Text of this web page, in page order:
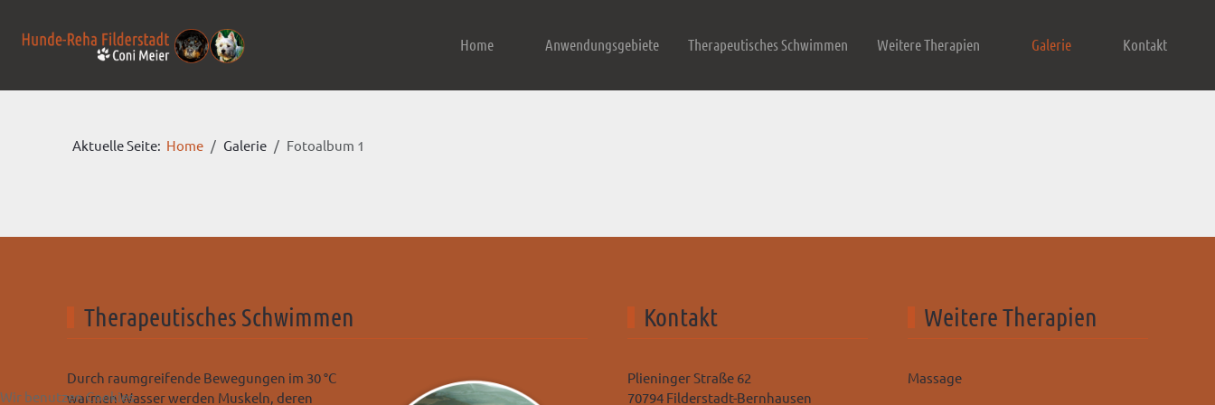
Home Anwendungsgebiete Therapeutisches Schwimmen Weitere Therapien Galerie Kontakt
Aktuelle Seite: Home Galerie Fotoalbum 1
Therapeutisches Schwimmen
Durch raumgreifende Bewegungen im 30 °C
warmen Wasser werden Muskeln, deren
Kontakt
Plieninger Straße 62
70794 Filderstadt-Bernhausen
Weitere Therapien
Massage
Wir benutzen Cookies